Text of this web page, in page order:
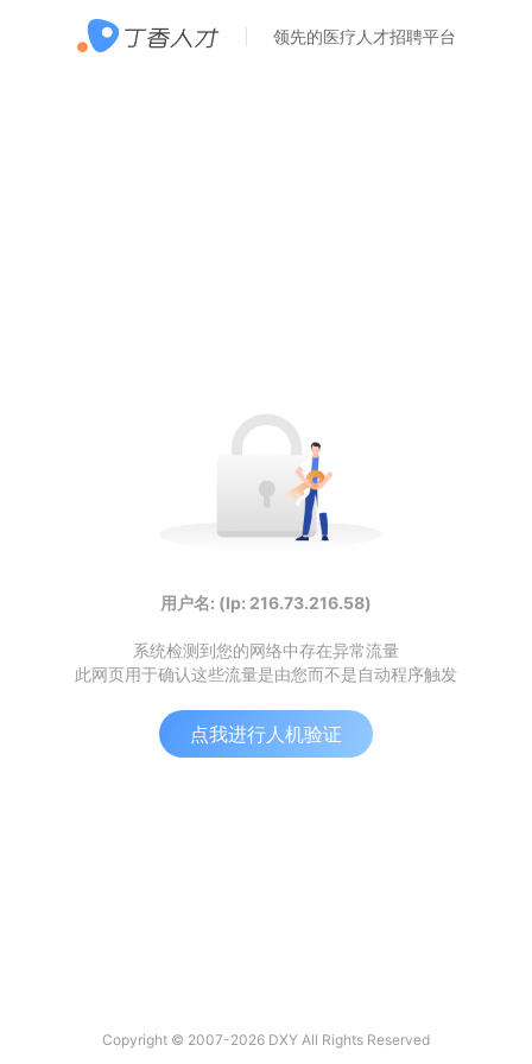
领先的医疗人才招聘平台
用户名: (Ip: 216.73.216.58)
系统检测到您的网络中存在异常流量
此网页用于确认这些流量是由您而不是自动程序触发
点我进行人机验证
Copyright © 2007-2026 DXY All Rights Reserved